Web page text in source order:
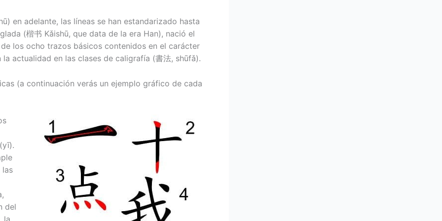
en adelante, las líneas se han estandarizado hasta
(楷书 Kǎishū, que data de la era Han), nació el
los ocho trazos básicos contenidos en el carácter
actualidad en las clases de caligrafía (書法, shūfǎ).
(a continuación verás un ejemplo gráfico de cada
las
del